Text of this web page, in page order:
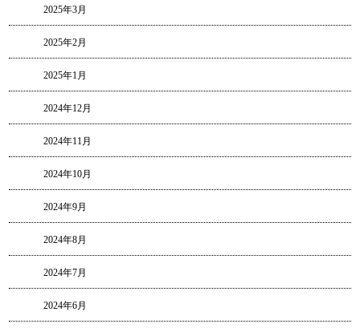
2025年3月
2025年2月
2025年1月
2024年12月
2024年11月
2024年10月
2024年9月
2024年8月
2024年7月
2024年6月